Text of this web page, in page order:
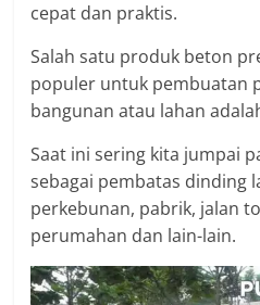
cepat dan praktis.
Salah satu produk beton
populer untuk pembuatan
bangunan atau lahan
Saat ini sering kita jumpai
sebagai pembatas dinding
perkebunan, pabrik, jalan
perumahan dan lain-lain.